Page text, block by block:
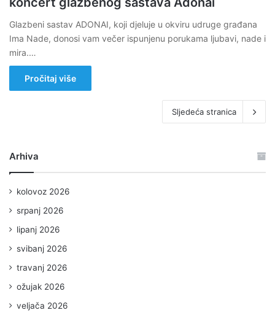
Glazbeni sastav ADONAI, koji djeluje u okviru udruge građana
Ima Nade, donosi vam večer ispunjenu porukama ljubavi, nade i
mira.…
Pročitaj više
Sljedeća stranica
Arhiva
kolovoz 2026
srpanj 2026
lipanj 2026
svibanj 2026
travanj 2026
ožujak 2026
veljača 2026